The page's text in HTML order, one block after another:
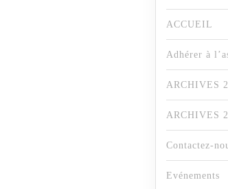
ACCUEIL
Adhérer à
ARCHIVES
ARCHIVES
Contactez-
Evénements